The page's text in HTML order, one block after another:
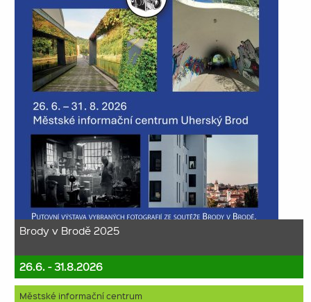
Brody v Brodě 2025
26.6. - 31.8.2026
Městské informační centrum